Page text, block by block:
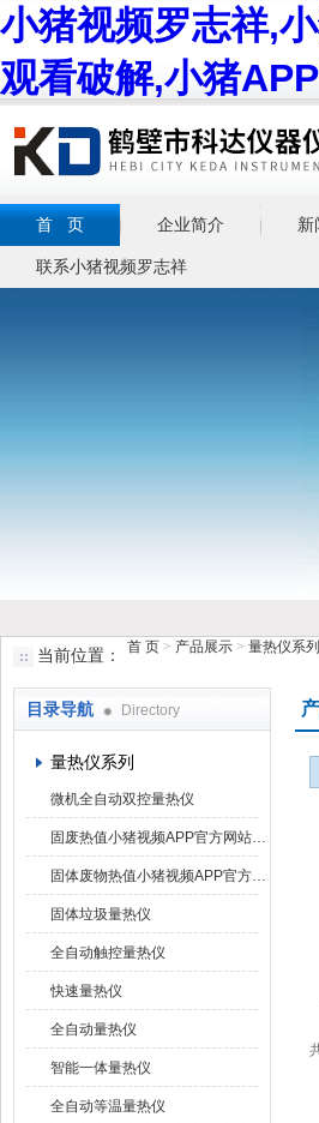
小猪视频罗志祥,
观看破解,小猪
鹤壁市小猪视频罗志祥仪器仪表有限
首 页 企业简介 新
联系小猪视频罗志祥
当前位置： 首 页 > 产品展示 > 量热仪系列
目录导航 Directory
量热仪系列
微机全自动双控量热仪
固废热值小猪视频APP官方网站下载罗志祥
固体废物热值小猪视频APP官方网站下载罗志祥
固体垃圾量热仪
全自动触控量热仪
快速量热仪
全自动量热仪
智能一体量热仪
全自动等温量热仪